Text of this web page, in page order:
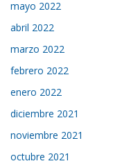
mayo 2022
abril 2022
marzo 2022
febrero 2022
enero 2022
diciembre 2021
noviembre 2021
octubre 2021